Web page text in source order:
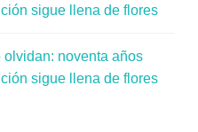
sigue llena de flores
olvidan: noventa años
sigue llena de flores